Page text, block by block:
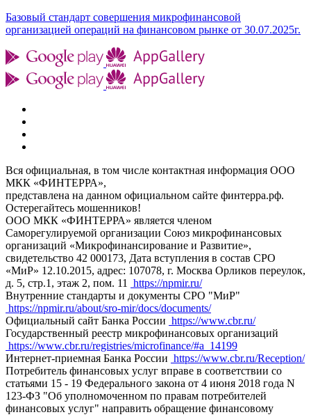
Базовый стандарт совершения микрофинансовой
организацией операций на финансовом рынке от 30.07.2025г.
Вся официальная, в том числе контактная информация ООО
МКК «ФИНТЕРРА»,
представлена на данном официальном сайте финтерра.рф.
Остерегайтесь мошенников!
ООО МКК «ФИНТЕРРА» является членом
Саморегулируемой организации Союз микрофинансовых
организаций «Микрофинансирование и Развитие»,
свидетельство 42 000173, Дата вступления в состав СРО
«МиР» 12.10.2015, адрес: 107078, г. Москва Орликов переулок,
д. 5, стр.1, этаж 2, пом. 11
https://npmir.ru/
Внутренние стандарты и документы СРО "МиР"
https://npmir.ru/about/sro-mir/docs/documents/
Официальный сайт Банка России https://www.cbr.ru/
Государственный реестр микрофинансовых организаций
https://www.cbr.ru/registries/microfinance/#a_14199
Интернет-приемная Банка России https://www.cbr.ru/Reception/
Потребитель финансовых услуг вправе в соответствии со
статьями 15 - 19 Федерального закона от 4 июня 2018 года N
123-ФЗ "Об уполномоченном по правам потребителей
финансовых услуг" направить обращение финансовому